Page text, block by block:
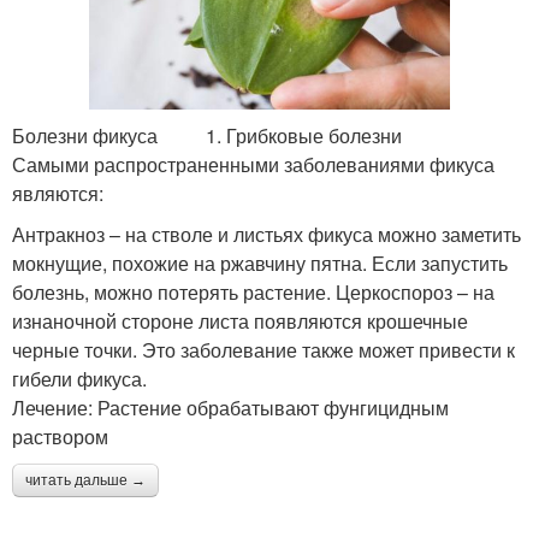
Болезни фикуса 1. Грибковые болезни
Самыми распространенными заболеваниями фикуса
являются:
Антракноз – на стволе и листьях фикуса можно заметить
мокнущие, похожие на ржавчину пятна. Если запустить
болезнь, можно потерять растение. Церкоспороз – на
изнаночной стороне листа появляются крошечные
черные точки. Это заболевание также может привести к
гибели фикуса.
Лечение: Растение обрабатывают фунгицидным
раствором
читать дальше →